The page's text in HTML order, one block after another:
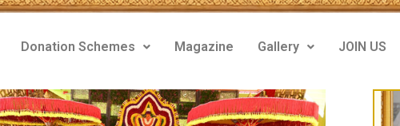
Donation Schemes Magazine Gallery JOIN US